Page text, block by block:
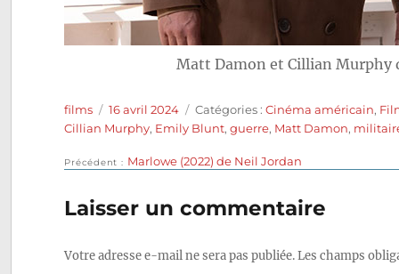
Matt Damon et Cillian Murphy
Auteur
films
Publié
le
16 avril 2024 Catégories
Catégories :Cinéma américain,
Cillian Murphy, Emily Blunt,guerre, Matt Damon,
Navigation
de
l’article
Précédent
Publication
Marlowe (2022) de Neil Jordan
Laisser un commentaire
Votre adresse e-mail ne sera pas publiée.Les champs